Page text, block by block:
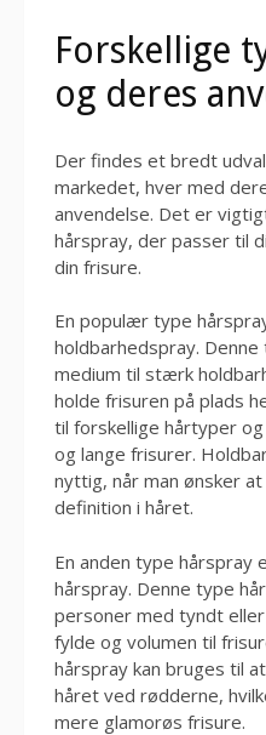
Forskellige
og deres
Der findes et bredt
markedet, hver med
anvendelse. Det er
hårspray, der passer til
din frisure.
En populær type
holdbarhedspray.
medium til stærk
holde frisuren på plads
til forskellige hårtyper
og lange frisurer.
nyttig, når man ønsker
definition i håret.
En anden type hårspray
hårspray. Denne type
personer med tyndt
fylde og volumen til
hårspray kan bruges til
håret ved rødderne,
mere glamorøs frisure.